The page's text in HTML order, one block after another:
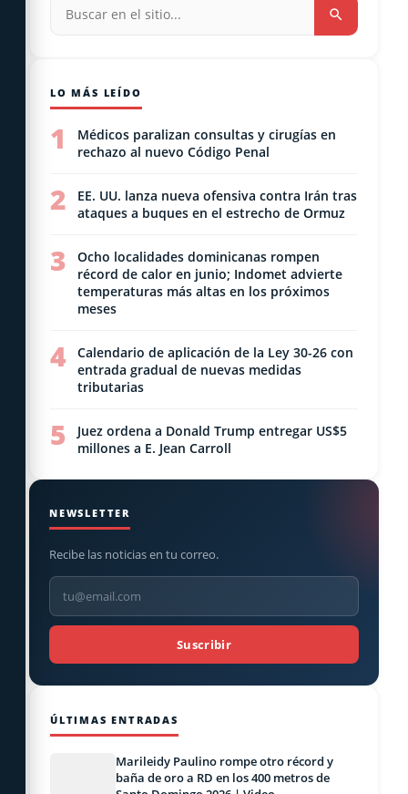
LO MÁS LEÍDO
1
Médicos paralizan consultas y cirugías en
rechazo al nuevo Código Penal
2
EE. UU. lanza nueva ofensiva contra Irán tras
ataques a buques en el estrecho de Ormuz
3
Ocho localidades dominicanas rompen
récord de calor en junio; Indomet advierte
temperaturas más altas en los próximos
meses
4
Calendario de aplicación de la Ley 30-26 con
entrada gradual de nuevas medidas
tributarias
5
Juez ordena a Donald Trump entregar US$5
millones a E. Jean Carroll
NEWSLETTER
Recibe las noticias en tu correo.
Suscribir
ÚLTIMAS ENTRADAS
Marileidy Paulino rompe otro récord y
baña de oro a RD en los 400 metros de